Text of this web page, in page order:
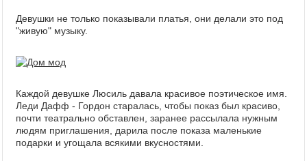
Девушки не только показывали платья, они делали это под
"живую" музыку.
Каждой девушке Люсиль давала красивое поэтическое имя.
Леди Дафф - Гордон старалась, чтобы показ был красиво,
почти театрально обставлен, заранее рассылала нужным
людям приглашения, дарила после показа маленькие
подарки и угощала всякими вкусностями.